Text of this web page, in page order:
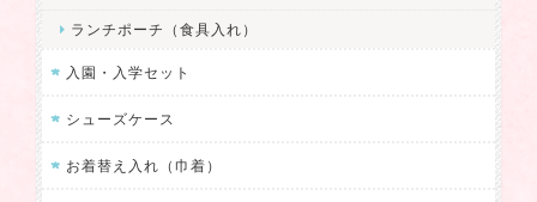
ランチポーチ（食具入れ）
入園・入学セット
シューズケース
お着替え入れ（巾着）